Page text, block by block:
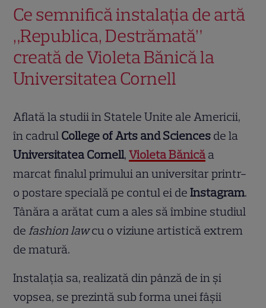
Ce semnifică instalația de artă
„Republica, Destrămată”
creată de Violeta Bănică la
Universitatea Cornell
Aflată la studii în Statele Unite ale Americii,
în cadrul College of Arts and Sciences de la
Universitatea Cornell,Violeta Bănică a
marcat finalul primului an universitar printr-
o postare specială pe contul ei deInstagram.
Tânăra a arătat cum a ales să îmbine studiul
defashion lawcu o viziune artistică extrem
de matură.
Instalația sa, realizată din pânză de in și
vopsea, se prezintă sub forma unei fâșii